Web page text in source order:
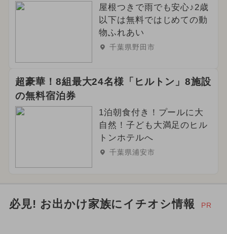
2023年12月のイベント
2024年5月のイベント
2024年6月のイベント
屋根つきで雨でも安心♪2歳
以下は無料ではじめての動
物ふれあい
千葉県野田市
超豪華！8組最大24名様「ヒルトン」8施設
の無料宿泊券
1泊朝食付き！プールに大
自然！子ども大満足のヒル
トンホテルへ
千葉県浦安市
必見! お出かけ家族にイチオシ情報 PR